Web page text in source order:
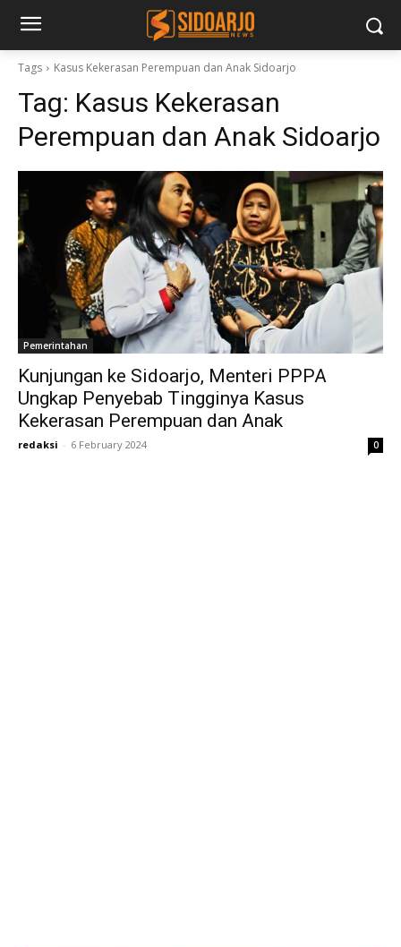
Tags Kasus Kekerasan Perempuan dan Anak Sidoarjo
Tag: Kasus Kekerasan
Perempuan dan Anak Sidoarjo
Pemerintahan
Kunjungan ke Sidoarjo, Menteri PPPA
Ungkap Penyebab Tingginya Kasus
Kekerasan Perempuan dan Anak
redaksi - 6 February 2024 0